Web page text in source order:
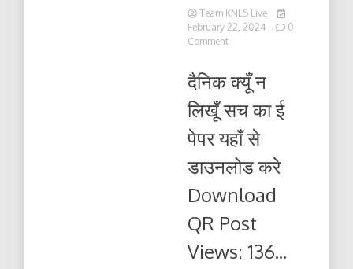
Team KNLS Live
February 22, 2024
0
Commenton
न
सच
23.02.2024
ई-
पेपर
यहाँ
पढ़ें
डाउनलोड
दैनिक क्यूँ न
लिखूँ सच का ई
पेपर यहाँ से
डाउनलोड करे
Download
QR Post
Views: 136...